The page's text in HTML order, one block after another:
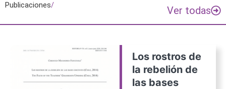
Publicaciones/ Ver todas
Los rostros de
la rebelión de
las bases